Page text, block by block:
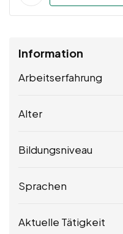
Information
Arbeitserfahrung
Alter
Bildungsniveau
Sprachen
Aktuelle Tätigkeit